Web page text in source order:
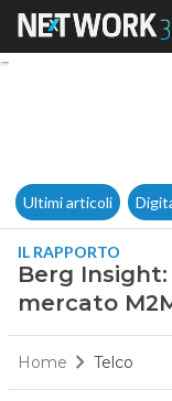
Ultimi articoli
IL RAPPORTO
Berg
mercato
Home Telco